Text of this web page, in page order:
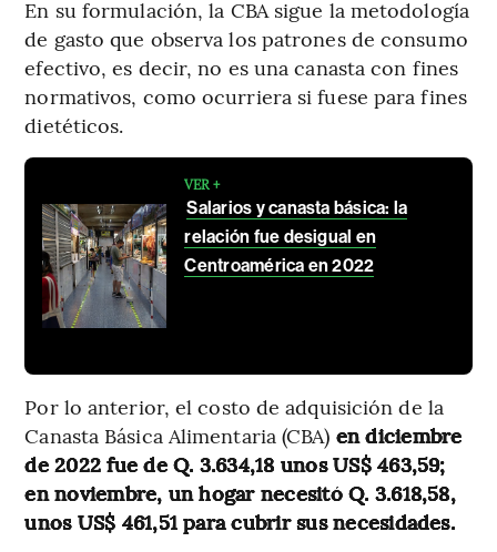
En su formulación, la CBA sigue la metodología
de gasto que observa los patrones de consumo
efectivo, es decir, no es una canasta con fines
normativos, como ocurriera si fuese para fines
dietéticos.
VER +
Salarios y canasta básica: la
relación fue desigual en
Centroamérica en 2022
Por lo anterior, el costo de adquisición de la
Canasta Básica Alimentaria (CBA) en diciembre
de 2022 fue de Q. 3.634,18 unos US$ 463,59;
en noviembre, un hogar necesitó Q. 3.618,58,
unos US$ 461,51 para cubrir sus necesidades.